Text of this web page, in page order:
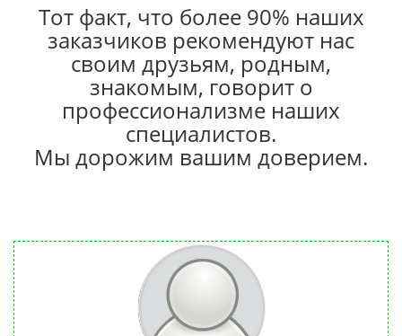
Тот факт, что более 90% наших
заказчиков рекомендуют нас
своим друзьям, родным,
знакомым, говорит о
профессионализме наших
специалистов.
Мы дорожим вашим доверием.